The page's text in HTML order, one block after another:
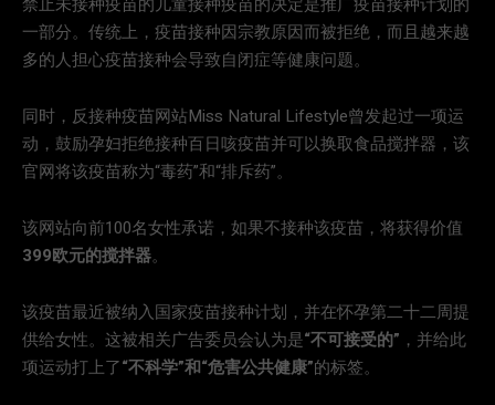
一部分。传统上，疫苗接种因宗教原因而被拒绝，而且越来越
多的人担心疫苗接种会导致自闭症等健康问题。
同时，反接种疫苗网站Miss Natural Lifestyle曾发起过一项运
动，鼓励孕妇拒绝接种百日咳疫苗并可以换取食品搅拌器，该
官网将该疫苗称为“毒药”和“排斥药”。
该网站向前100名女性承诺，如果不接种该疫苗，将获得价值
399欧元的搅拌器。
该疫苗最近被纳入国家疫苗接种计划，并在怀孕第二十二周提
供给女性。这被相关广告委员会认为是“不可接受的” ，并给此
项运动打上了“不科学”和“危害公共健康”的标签。